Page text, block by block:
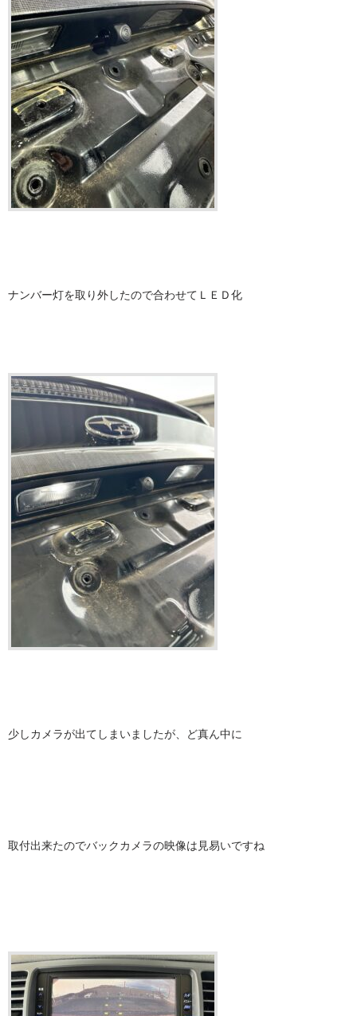
ナンバー灯を取り外したので合わせてＬＥＤ化
少しカメラが出てしまいましたが、ど真ん中に
取付出来たのでバックカメラの映像は見易いですね